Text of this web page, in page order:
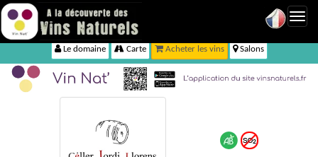
Le domaine Carte Acheter les vins Salons